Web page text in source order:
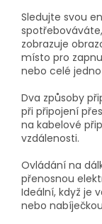
Sledujte svou
zobrazuje
místo pro
nebo celé
Dva způsoby
při připojení
na kabelové
vzdálenosti.
Ovládání na
přenosnou
Ideální, když je
nebo